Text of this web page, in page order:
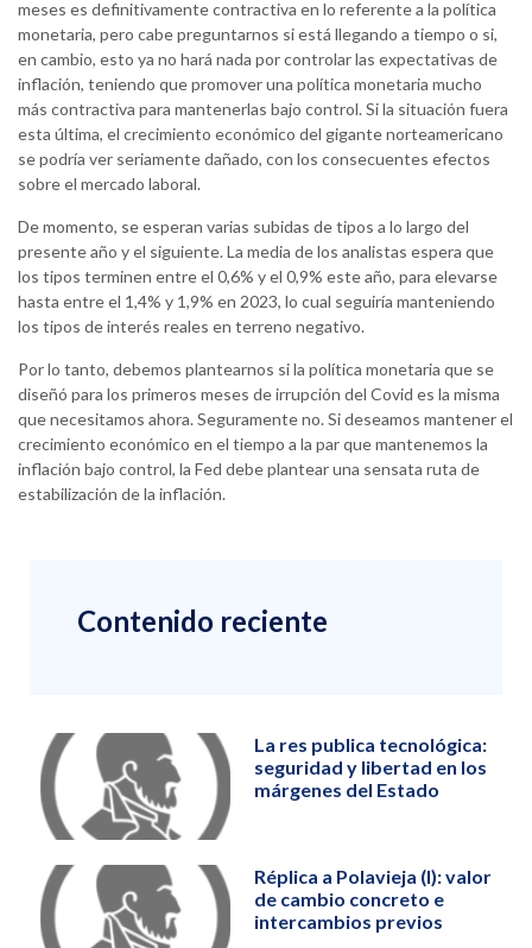
meses es definitivamente contractiva en lo referente a la política
monetaria, pero cabe preguntarnos si está llegando a tiempo o si,
en cambio, esto ya no hará nada por controlar las expectativas de
inflación, teniendo que promover una política monetaria mucho
más contractiva para mantenerlas bajo control. Si la situación fuera
esta última, el crecimiento económico del gigante norteamericano
se podría ver seriamente dañado, con los consecuentes efectos
sobre el mercado laboral.
De momento, se esperan varias subidas de tipos a lo largo del
presente año y el siguiente. La media de los analistas espera que
los tipos terminen entre el 0,6% y el 0,9% este año, para elevarse
hasta entre el 1,4% y 1,9% en 2023, lo cual seguiría manteniendo
los tipos de interés reales en terreno negativo.
Por lo tanto, debemos plantearnos si la política monetaria que se
diseñó para los primeros meses de irrupción del Covid es la misma
que necesitamos ahora. Seguramente no. Si deseamos mantener el
crecimiento económico en el tiempo a la par que mantenemos la
inflación bajo control, la Fed debe plantear una sensata ruta de
estabilización de la inflación.
Contenido reciente
La res publica tecnológica:
seguridad y libertad en los
márgenes del Estado
Réplica a Polavieja (I): valor
de cambio concreto e
intercambios previos